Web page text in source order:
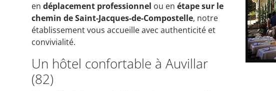
en déplacement professionnel ou en étape sur le
chemin de Saint-Jacques-de-Compostelle, notre
établissement vous accueille avec authenticité et
convivialité.
Un hôtel confortable à Auvillar
(82)